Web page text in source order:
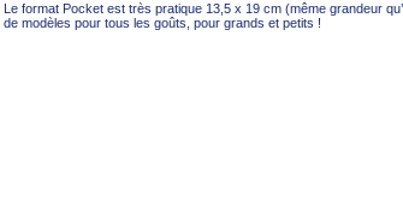
Le format Pocket est très pratique 13,5 x 19 cm (même grandeur
de modèles pour tous les goûts, pour grands et petits !